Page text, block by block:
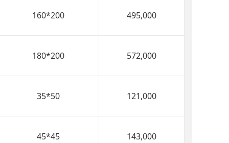
160*200 495,000
180*200 572,000
35*50 121,000
45*45 143,000